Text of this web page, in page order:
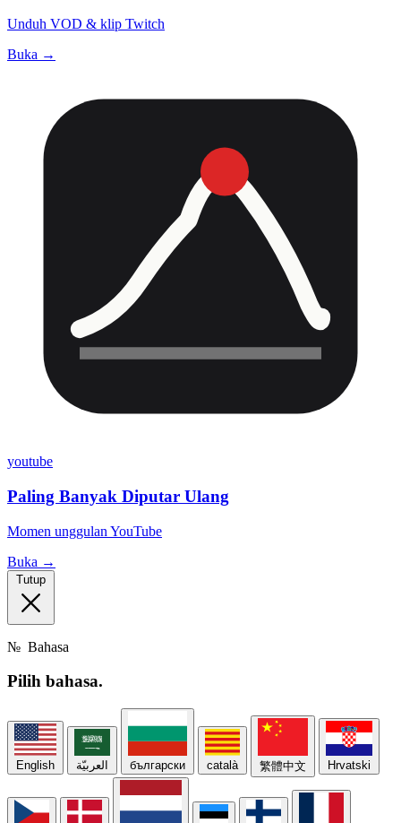
Unduh VOD & klip Twitch
Buka →
youtube
Paling Banyak Diputar Ulang
Momen unggulan YouTube
Buka →
Tutup
№ Bahasa
Pilih bahasa.
English العربيّة български català 繁體中文 Hrvatski